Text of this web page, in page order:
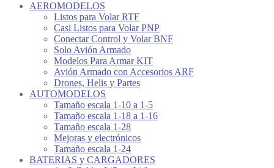
AEROMODELOS
Listos para Volar RTF
Casi Listos para Volar PNP
Conectar Control y Volar BNF
Solo Avión Armado
Modelos Para Armar KIT
Avión Armado con Accesorios ARF
Drones, Helis y Partes
AUTOMODELOS
Tamaño escala 1-10 a 1-5
Tamaño escala 1-18 a 1-16
Tamaño escala 1-28
Mejoras y electrónicos
Tamaño escala 1-24
BATERIAS y CARGADORES